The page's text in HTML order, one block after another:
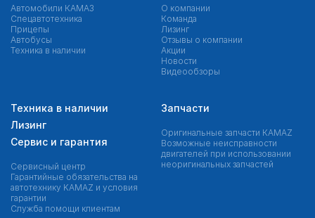
Автомобили КАМАЗ
Спецавтотехника
Прицепы
Автобусы
Техника в наличии
О компании
Команда
Лизинг
Отзывы о компании
Акции
Новости
Видеообзоры
Техника в наличии
Лизинг
Сервис и гарантия
Сервисный центр
Гарантийные обязательства на
автотехнику KAMAZ и условия
гарантии
Служба помощи клиентам
Запчасти
Оригинальные запчасти КAMAZ
Возможные неисправности
двигателей при использовании
неоригинальных запчастей